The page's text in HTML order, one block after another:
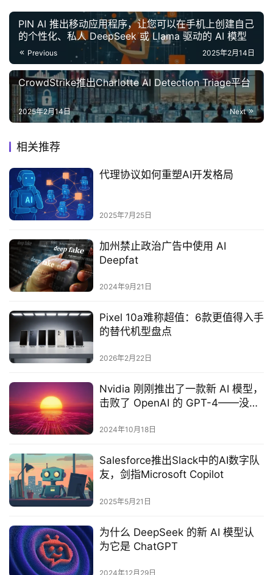
PIN AI 推出移动应用程序，让您可以在手机上创建自己
的个性化、私人 DeepSeek 或 Llama 驱动的 AI 模型
Previous 2025年2月14日
CrowdStrike推出Charlotte AI Detection Triage平台
Next
2025年2月14日
相关推荐
代理协议如何重塑AI开发格局
2025年7月25日
加州禁止政治广告中使用 AI
Deepfat
2024年9月21日
Pixel 10a难称超值：6款更值得入手
的替代机型盘点
2026年2月22日
Nvidia 刚刚推出了一款新 AI 模型，
击败了 OpenAI 的 GPT-4——没有
2024年10月18日
Salesforce推出Slack中的AI数字队
友，剑指Microsoft Copilot
2025年5月21日
为什么 DeepSeek 的新 AI 模型认
为它是 ChatGPT
2024年12月29日